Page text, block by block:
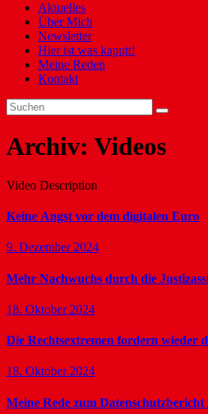
Aktuelles
Über Mich
Newsletter
Hier ist was kaputt!
Meine Reden
Kontakt
Archiv: Videos
Video Description
Keine Angst vor dem digitalen Euro
9. Dezember 2024
Mehr Nachwuchs durch die
18. Oktober 2024
Die Rechtsextremen fordern wieder
18. Oktober 2024
Meine Rede zum Datenschutzbericht